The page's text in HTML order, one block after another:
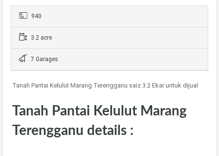
940
3.2 acre
7 Garages
Tanah Pantai Kelulut Marang Terengganu saiz 3.2 Ekar untuk dijual
Tanah Pantai Kelulut Marang
Terengganu details :